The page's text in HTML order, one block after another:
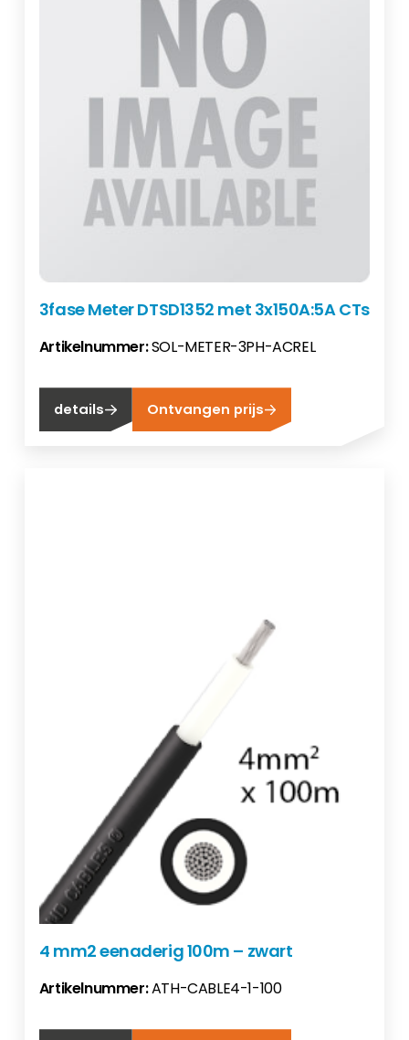
3fase Meter DTSD1352 met 3x150A:5A CTs
Artikelnummer:SOL-METER-3PH-ACREL
details Ontvangen prijs
4 mm2 eenaderig 100m – zwart
Artikelnummer:ATH-CABLE4-1-100